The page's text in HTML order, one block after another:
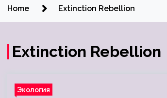
Home Extinction Rebellion
Extinction Rebellion
Экология